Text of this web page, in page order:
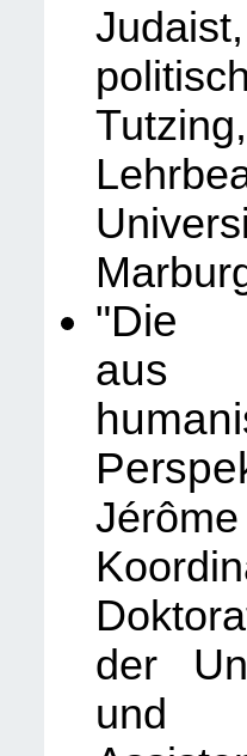
Tutzing,
"Die
aus
der
und